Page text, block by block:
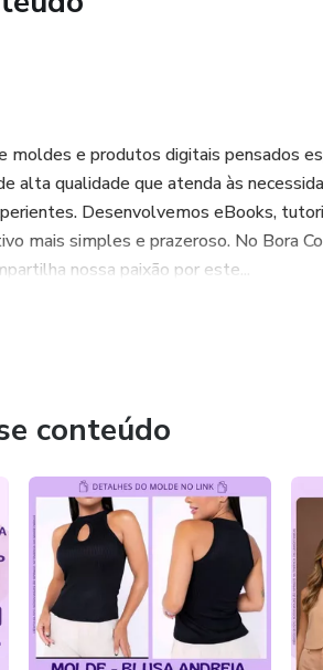
moldes e produtos digitais pensados
alta qualidade que atenda às
Desenvolvemos eBooks,
mais simples e prazeroso. No Bora
nossa paixão por este...
conteúdo